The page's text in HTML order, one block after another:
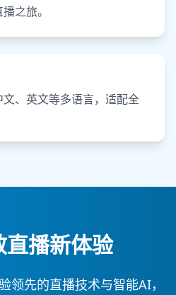
之旅。
、英文等多语言，适配全
直播新体验
领先的直播技术与智能AI，